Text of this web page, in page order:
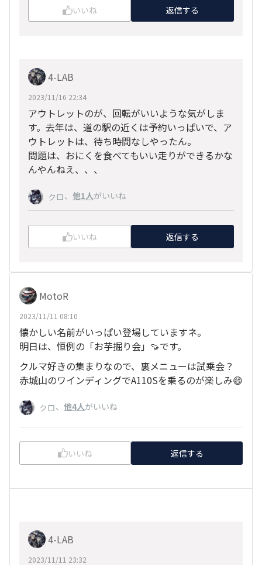
いいね 返信する
4-LAB
2023/11/16 22:34
アウトレットのが、回転がいいような気がしま
す。去年は、道の駅の近くは予約いっぱいで、ア
ウトレットは、待ち時間なしやったん。
問題は、おにくを食べてもいい走りができるかな
んやんねえ、、、
クロ、 他1人がいいね
いいね 返信する
MotoR
2023/11/11 08:10
懐かしい名前がいっぱい登場していますネ。
明日は、恒例の「お芋掘り会」🍠です。
クルマ好きの集まりなので、裏メニューは試乗会？
赤城山のワインディングでA110Sを乗るのが楽しみ😄
クロ、 他4人がいいね
いいね 返信する
4-LAB
2023/11/11 23:32